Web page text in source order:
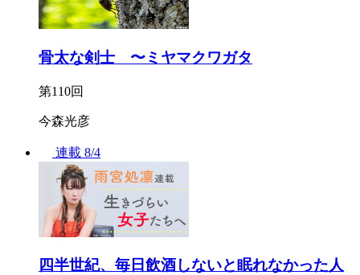
骨太な剣士 〜ミヤマクワガタ
第110回
今森光彦
連載 8/4
四半世紀、毎日飲酒しないと眠れなかった人